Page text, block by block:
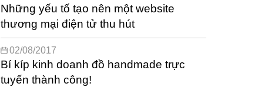
Những yếu tố tạo nên một website
thương mại điện tử thu hút
02/08/2017
Bí kíp kinh doanh đồ handmade trực
tuyến thành công!